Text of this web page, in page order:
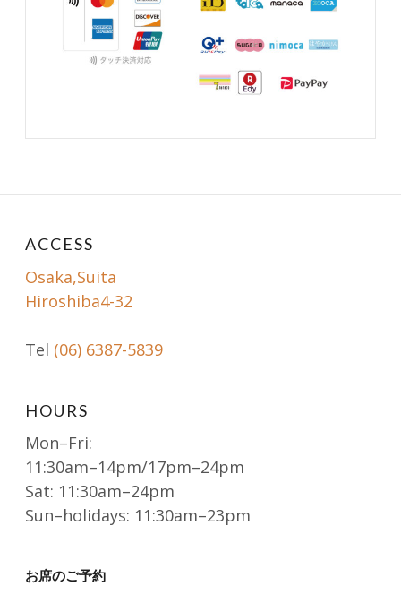
ACCESS
Osaka,Suita
Hiroshiba4-32
Tel (06) 6387-5839
HOURS
Mon–Fri:
11:30am–14pm/17pm–24pm
Sat: 11:30am–24pm
Sun–holidays: 11:30am–23pm
お席のご予約